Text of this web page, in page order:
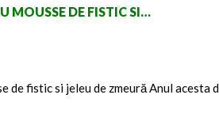
MOUSSE DE FISTIC SI…
de fistic si jeleu de zmeură Anul acesta